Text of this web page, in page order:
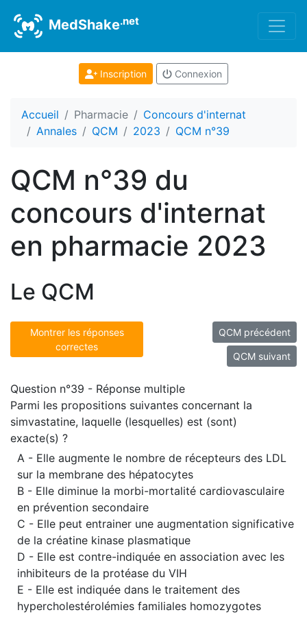
MedShake.net
Inscription Connexion
Accueil Pharmacie
Concours d'internat
Annales
QCM 2023 QCM n°39
QCM n°39 du
concours d'internat
en pharmacie 2023
Le QCM
Montrer les réponses
correctes
QCM précédent
QCM suivant
Question n°39 - Réponse multiple
Parmi les propositions suivantes concernant la
simvastatine, laquelle (lesquelles) est (sont)
exacte(s) ?
A - Elle augmente le nombre de récepteurs des LDL
sur la membrane des hépatocytes
B - Elle diminue la morbi-mortalité cardiovasculaire
en prévention secondaire
C - Elle peut entrainer une augmentation significative
de la créatine kinase plasmatique
D - Elle est contre-indiquée en association avec les
inhibiteurs de la protéase du VIH
E - Elle est indiquée dans le traitement des
hypercholestérolémies familiales homozygotes